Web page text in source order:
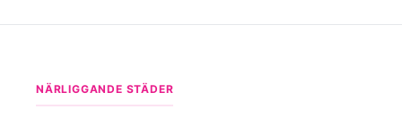
NÄRLIGGANDE STÄDER